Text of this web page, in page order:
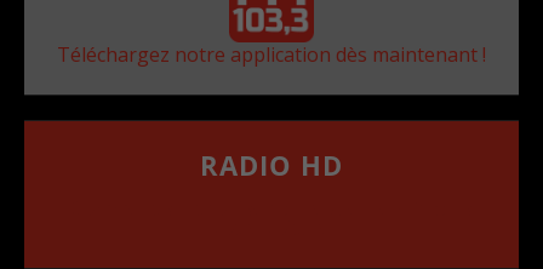
Téléchargez notre application dès maintenant !
RADIO HD